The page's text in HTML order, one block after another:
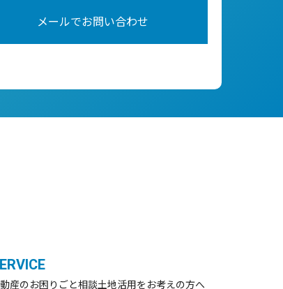
メールでお問い合わせ
産のお困りごと相談土地活用をお考えの方へ